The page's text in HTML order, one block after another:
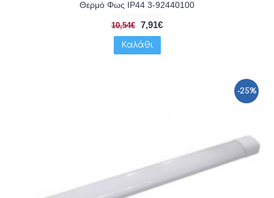
Θερμό Φως IP44 3-92440100
10,54€ 7,91€
Καλάθι
-25%